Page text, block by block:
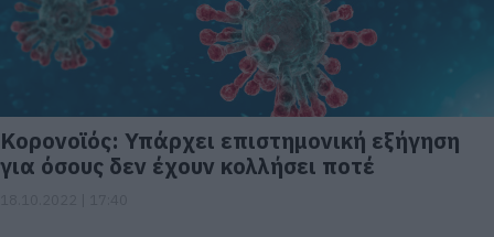
Κορονοϊός: Υπάρχει επιστημονική εξήγηση
για όσους δεν έχουν κολλήσει ποτέ